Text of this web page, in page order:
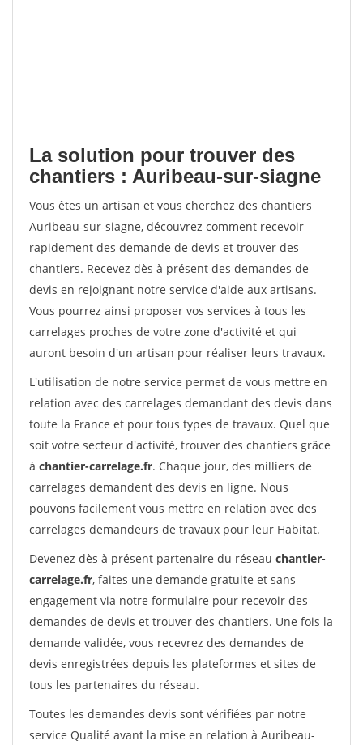
La solution pour trouver des
chantiers : Auribeau-sur-siagne
Vous êtes un artisan et vous cherchez des chantiers
Auribeau-sur-siagne, découvrez comment recevoir
rapidement des demande de devis et trouver des
chantiers. Recevez dès à présent des demandes de
devis en rejoignant notre service d'aide aux artisans.
Vous pourrez ainsi proposer vos services à tous les
carrelages proches de votre zone d'activité et qui
auront besoin d'un artisan pour réaliser leurs travaux.
L'utilisation de notre service permet de vous mettre en
relation avec des carrelages demandant des devis dans
toute la France et pour tous types de travaux. Quel que
soit votre secteur d'activité, trouver des chantiers grâce
à chantier-carrelage.fr. Chaque jour, des milliers de
carrelages demandent des devis en ligne. Nous
pouvons facilement vous mettre en relation avec des
carrelages demandeurs de travaux pour leur Habitat.
Devenez dès à présent partenaire du réseau chantier-
carrelage.fr, faites une demande gratuite et sans
engagement via notre formulaire pour recevoir des
demandes de devis et trouver des chantiers. Une fois la
demande validée, vous recevrez des demandes de
devis enregistrées depuis les plateformes et sites de
tous les partenaires du réseau.
Toutes les demandes devis sont vérifiées par notre
service Qualité avant la mise en relation à Auribeau-